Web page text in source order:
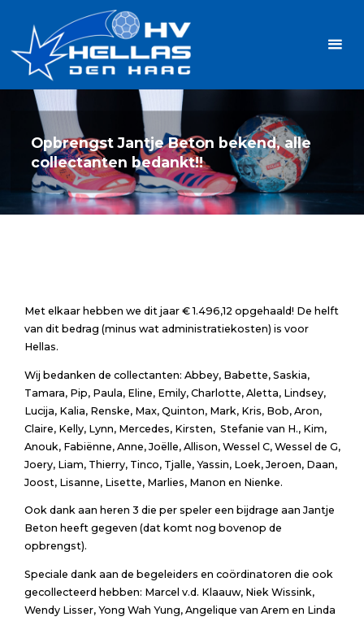
inhoud
Opbrengst Jantje Beton bekend, alle
collectanten bedankt!!
Met elkaar hebben we dit jaar € 1.496,12 opgehaald! De helft
van dit bedrag (minus wat administratiekosten) is voor
Hellas.
Wij bedanken de collectanten: Abbey, Babette, Saskia,
Tamara, Pip, Paula, Eline, Emily, Charlotte, Aletta, Lindsey,
Lucija, Kalia, Renske, Max, Quinton, Mark, Kris, Bob, Aron,
Claire, Kelly, Lynn, Mercedes, Kirsten, Stefanie van H., Kim,
Anouk, Fabiënne, Anne, Joëlle, Allison, Wessel C, Wessel de G,
Joery, Liam, Thierry, Tinco, Tjalle, Yassin, Loek, Jeroen, Daan,
Joost, Lisanne, Lisette, Marlies, Manon en Nienke.
Ook dank aan heren 3 die per speler een bijdrage aan Jantje
Beton heeft gegeven (dat komt nog bovenop de
opbrengst).
Speciale dank aan de begeleiders en coördinatoren die ook
gecollecteerd hebben: Marcel v.d. Klaauw, Niek Wissink,
Wendy Lisser, Yong Wah Yung, Angelique van Arem en Linda